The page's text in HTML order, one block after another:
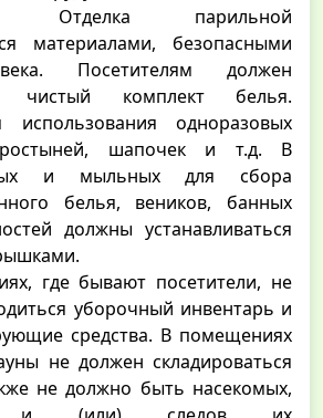
Отделка парильной
материалами, безопасными
Посетителям должен
чистый комплект белья.
использования одноразовых
шапочек и т.д. В
и мыльных для сбора
белья, веников, банных
должны устанавливаться
где бывают посетители, не
уборочный инвентарь и
средства. В помещениях
не должен складироваться
не должно быть насекомых,